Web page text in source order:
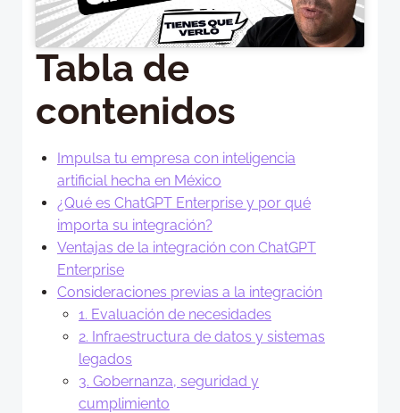
Tabla de
contenidos
Impulsa tu empresa con inteligencia
artificial hecha en México
¿Qué es ChatGPT Enterprise y por qué
importa su integración?
Ventajas de la integración con ChatGPT
Enterprise
Consideraciones previas a la integración
1. Evaluación de necesidades
2. Infraestructura de datos y sistemas
legados
3. Gobernanza, seguridad y
cumplimiento